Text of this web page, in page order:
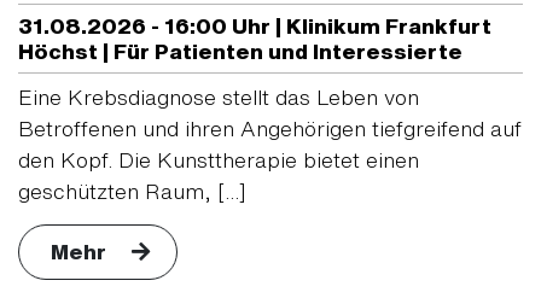
31.08.2026 - 16:00 Uhr | Klinikum Frankfurt
Höchst | Für Patienten und Interessierte
Eine Krebsdiagnose stellt das Leben von
Betroffenen und ihren Angehörigen tiefgreifend auf
den Kopf. Die Kunsttherapie bietet einen
geschützten Raum, [...]
Mehr